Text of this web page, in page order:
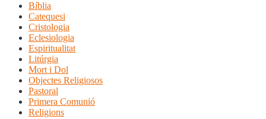
Bíblia
Catequesi
Cristologia
Eclesiologia
Espiritualitat
Litúrgia
Mort i Dol
Objectes Religiosos
Pastoral
Primera Comunió
Religions